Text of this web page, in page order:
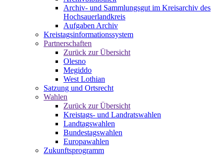
Archiv- und Sammlungsgut im Kreisarchiv des
Hochsauerlandkreis
Aufgaben Archiv
Kreistagsinformationssystem
Partnerschaften
Zurück zur Übersicht
Olesno
Megiddo
West Lothian
Satzung und Ortsrecht
Wahlen
Zurück zur Übersicht
Kreistags- und Landratswahlen
Landtagswahlen
Bundestagswahlen
Europawahlen
Zukunftsprogramm